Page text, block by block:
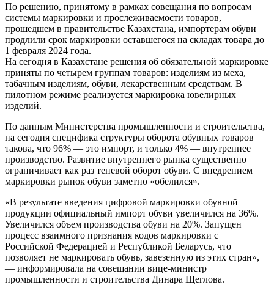
По решению, принятому в рамках совещания по вопросам
системы маркировки и прослеживаемости товаров,
прошедшем в правительстве Казахстана, импортерам обуви
продлили срок маркировки оставшегося на складах товара до
1 февраля 2024 года.
На сегодня в Казахстане решения об обязательной маркировке
приняты по четырем группам товаров: изделиям из меха,
табачным изделиям, обуви, лекарственным средствам. В
пилотном режиме реализуется маркировка ювелирных
изделий.
По данным Министерства промышленности и строительства,
на сегодня специфика структуры оборота обувных товаров
такова, что 96% — это импорт, и только 4% — внутреннее
производство. Развитие внутреннего рынка существенно
ограничивает как раз теневой оборот обуви. С внедрением
маркировки рынок обуви заметно «обелился».
«В результате введения цифровой маркировки обувной
продукции официальный импорт обуви увеличился на 36%.
Увеличился объем производства обуви на 20%. Запущен
процесс взаимного признания кодов маркировки с
Российской Федерацией и Республикой Беларусь, что
позволяет не маркировать обувь, завезенную из этих стран»,
— информировала на совещании вице-министр
промышленности и строительства Динара Щеглова.